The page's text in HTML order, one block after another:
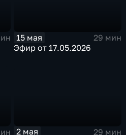
15 мая
29 мин
Эфир от 17.05.2026
2 мая 29 мин